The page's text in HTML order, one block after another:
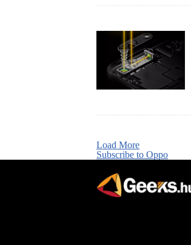
Load More
Subscribe to Oppo